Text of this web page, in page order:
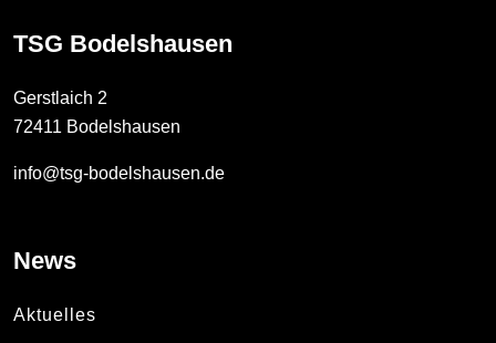
TSG Bodelshausen
Gerstlaich 2
72411 Bodelshausen
info@tsg-bodelshausen.de
News
Aktuelles